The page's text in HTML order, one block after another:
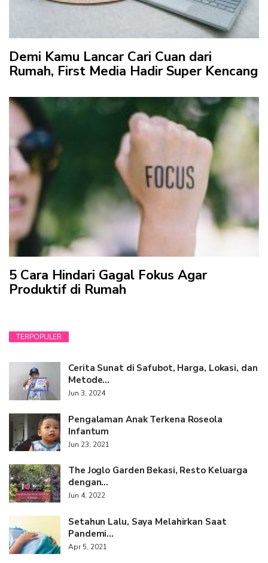
Demi Kamu Lancar Cari Cuan dari
Rumah, First Media Hadir Super Kencang
5 Cara Hindari Gagal Fokus Agar
Produktif di Rumah
TERPOPULER
Cerita Sunat di Safubot, Harga, Lokasi, dan
Metode…
Jun 3, 2024
Pengalaman Anak Terkena Roseola
Infantum
Jun 23, 2021
The Joglo Garden Bekasi, Resto Keluarga
dengan…
Jun 4, 2022
Setahun Lalu, Saya Melahirkan Saat
Pandemi…
Apr 5, 2021